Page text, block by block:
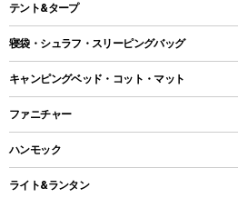
テント&タープ
テント
ツールームテント
ワンポールテント
シェルターテント
寝袋・シュラフ・スリーピングバッグ
レクタングラー型（封筒型）シュラフ
インナーシュラフ
キャンピングベッド・コット・マット
キャンピングベッド・コット
インフレータブルマット
ファニチャー
アウトドアテーブル
ハンモック
ライト&ランタン